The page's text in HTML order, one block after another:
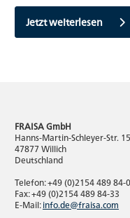
Jetzt weiterlesen
Produktnews
Beeindruckende
aus dem Hause
FRAISA GmbH
Hanns-Martin-Schleyer-Str.
47877 Willich
Deutschland
Telefon: +49 (0)2154 489 84-0
Fax: +49 (0)2154 489 84-33
E-Mail:info.de@fraisa.com